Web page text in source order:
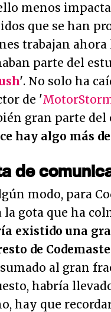
menos
que se han
trabajan
parte del
'. No solo ha
de '
gran parte del
hay algo más
de
modo, para
la gota que ha
existido una
de
al gran
habría
hay que